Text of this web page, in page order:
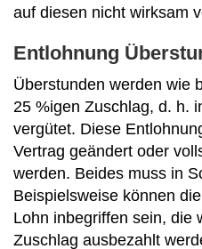
auf diesen nicht wirksam
Entlohnung
Überstunden werden wie
25 %igen Zuschlag, d. h.
vergütet. Diese
Vertrag geändert oder
werden. Beides muss in
Beispielsweise können
Lohn inbegriffen sein, die
Zuschlag ausbezahlt